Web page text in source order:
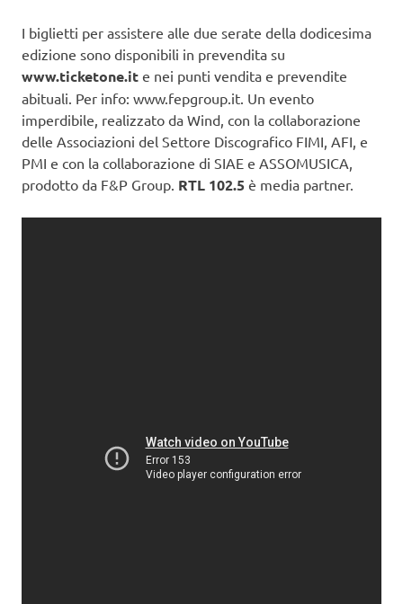
I biglietti per assistere alle due serate della dodicesima
edizione sono disponibili in prevendita su
www.ticketone.it e nei punti vendita e prevendite
abituali. Per info: www.fepgroup.it. Un evento
imperdibile, realizzato da Wind, con la collaborazione
delle Associazioni del Settore Discografico FIMI, AFI, e
PMI e con la collaborazione di SIAE e ASSOMUSICA,
prodotto da F&P Group. RTL 102.5 è media partner.